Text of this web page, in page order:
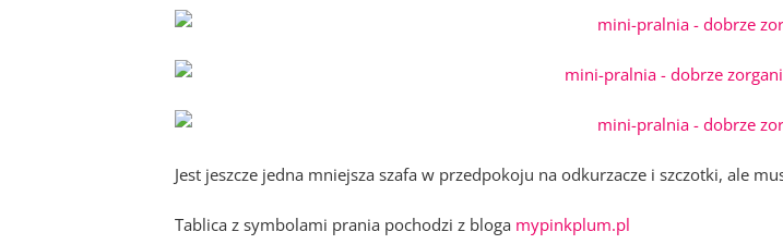
Jest jeszcze jedna mniejsza szafa w przedpokoju na odkurzacze i szczotki, ale
Tablica z symbolami prania pochodzi z bloga mypinkplum.pl